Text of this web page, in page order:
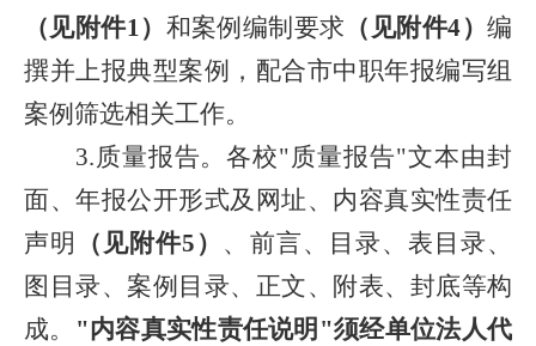
（见附件1） 和案例编制要求 （见附件4 ）编
撰并上报典型案例，配合市中职年报编写组
案例筛选相关工作。
3.质量报告。各校"质量报告"文本由封
面、年报公开形式及网址、内容真实性责任
声明
（见附件5 ） 、前言、目录、表目录、
图目录、案例目录、正文、附表、封底等构
成。 "内容真实性责任说明"须经单位法人代